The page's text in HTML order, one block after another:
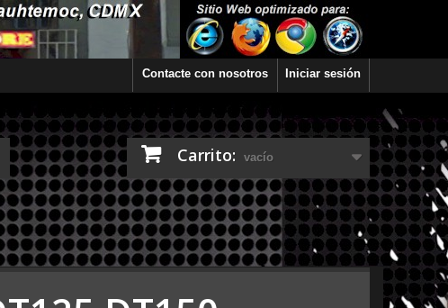
Iniciar sesión
Contacte con nosotros
Carrito: vacío